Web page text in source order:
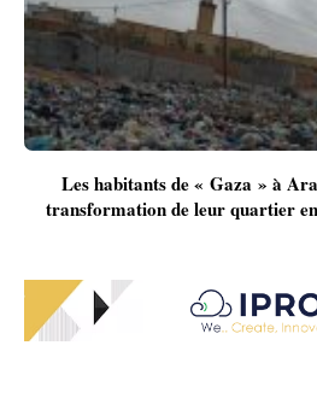
Les habitants de « Gaza » à
transformation de leur quartier